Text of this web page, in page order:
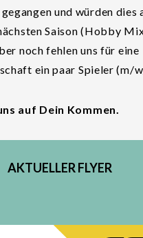
und würden dies
Saison (Hobby
noch fehlen uns für eine
ein paar Spieler (m/
auf Dein Kommen.
AKTUELLER FLYER